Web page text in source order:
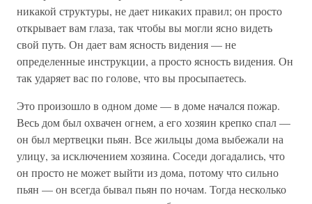
никакой структуры, не дает никаких правил; он просто
открывает вам глаза, так чтобы вы могли ясно видеть
свой путь. Он дает вам ясность видения — не
определенные инструкции, а просто ясность видения. Он
так ударяет вас по голове, что вы просыпаетесь.
Это произошло в одном доме — в доме начался пожар.
Весь дом был охвачен огнем, а его хозяин крепко спал —
он был мертвецки пьян. Все жильцы дома выбежали на
улицу, за исключением хозяина. Соседи догадались, что
он просто не может выйти из дома, потому что сильно
пьян — он всегда бывал пьян по ночам. Тогда несколько